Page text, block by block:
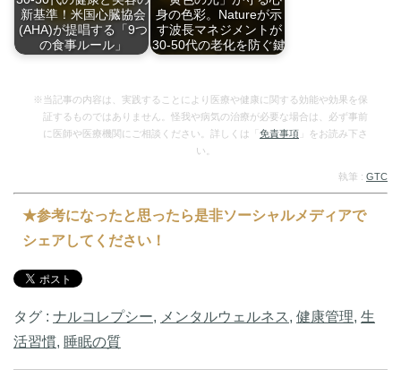
新基準！米国心臓協会
(AHA)が提唱する「9つ
の食事ルール」
(AHA…
身の色彩。Natureが示
す波長マネジメントが
30-50代の老化を防ぐ鍵
※当記事の内容は、実践することにより医療や健康に関する効能や効果を保
証するものではありません。怪我や病気の治療が必要な場合は、必ず事前
に医師や医療機関にご相談ください。詳しくは「 免責事項 」をお読み下さ
い。
執筆 : GTC
★参考になったと思ったら是非ソーシャルメディアで
シェアしてください！
タグ : ナルコレプシー, メンタルウェルネス , 健康管理, 生
活習慣, 睡眠の質